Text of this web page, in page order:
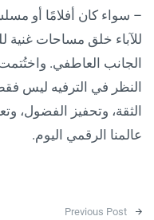
– سواء كان أفلامًا أو
للآباء خلق مساحات غنية
الجانب العاطفي.
النظر في الترفيه ليس
الثقة، وتحفيز الفضول،
عالمنا الرقمي اليوم.
Post navigation
Previous Post